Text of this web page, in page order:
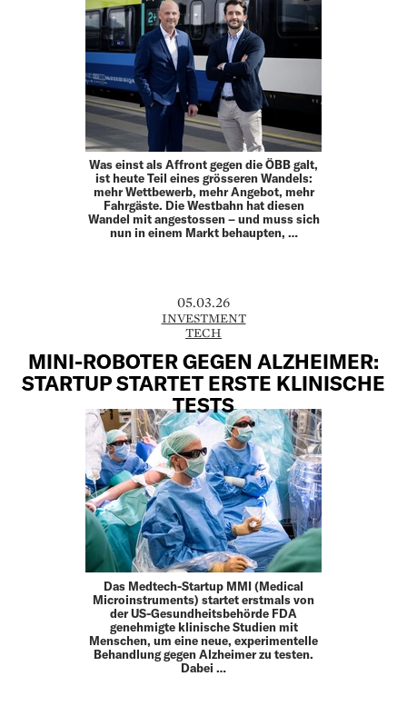
Was einst als Affront gegen die ÖBB galt,
ist heute Teil eines grösseren Wandels:
mehr Wettbewerb, mehr Angebot, mehr
Fahrgäste. Die Westbahn hat diesen
Wandel mit angestossen – und muss sich
nun in einem Markt behaupten, …
05.03.26
INVESTMENT
TECH
MINI-ROBOTER GEGEN ALZHEIMER:
STARTUP STARTET ERSTE KLINISCHE
TESTS
Das Medtech-Startup MMI (Medical
Microinstruments) startet erstmals von
der US-Gesundheitsbehörde FDA
genehmigte klinische Studien mit
Menschen, um eine neue, experimentelle
Behandlung gegen Alzheimer zu testen.
Dabei …